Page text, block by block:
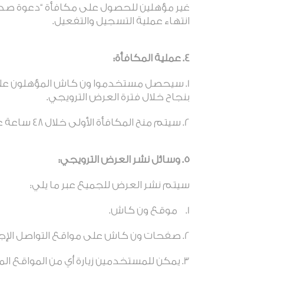
غير مؤهلين للحصول على مكافأة “دعوة
انتهاء عملية التسجيل والتفعيل.
4. عملية المكافأة :
بنجاح خلال فترة العرض الترويجي.
سيتم منح المكافأة الأولى خلال 48 ساعة عمل بعد إتمام التحقق بنجاح.
5. وسائل نشر العرض الترويجي:
سيتم نشر العرض للجميع عبر ما يلي:
موقع ون كاش.
صفحات ون كاش على مواقع التواصل
يمكن للمستخدمين زيارة أي من